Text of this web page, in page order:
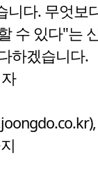
니다. 무엇보
수 있다"는
하겠습니다.